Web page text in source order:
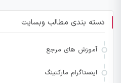
دسته بندی مطالب وبسایت
آموزش های مرجع
اینستاگرام مارکتینگ